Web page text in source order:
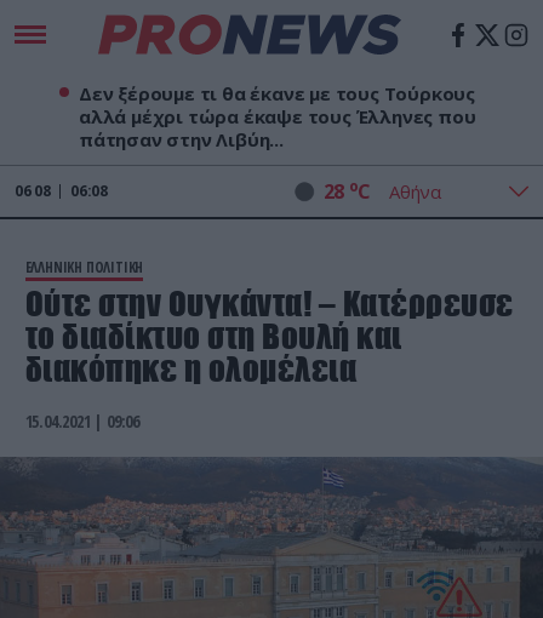
Δεν ξέρουμε τι θα έκανε με τους Τούρκους
αλλά μέχρι τώρα έκαψε τους Έλληνες που
πάτησαν στην Λιβύη...
06 08 06:08 28 oC
ΕΛΛΗΝΙΚΗ ΠΟΛΙΤΙΚΗ
Ούτε στην Ουγκάντα! – Κατέρρευσε
το διαδίκτυο στη Βουλή και
διακόπηκε η ολομέλεια
15.04.2021 | 09:06